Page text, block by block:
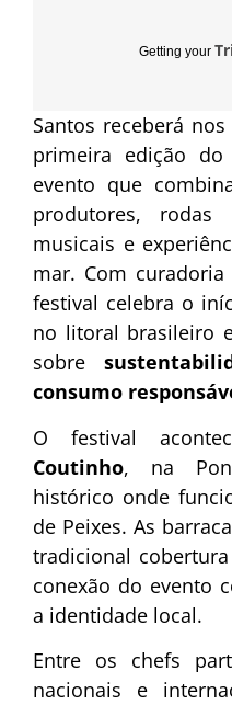
Getting your
Santos receberá nos
primeira edição do
evento que
produtores, rodas
musicais e
mar. Com
festival celebra o
no litoral brasileiro
sobre
consumo
O festival
Coutinho, na
histórico onde
de Peixes. As
tradicional
conexão do evento
a identidade local.
Entre os chefs
nacionais e